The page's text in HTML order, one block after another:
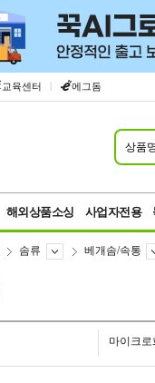
교육센터 | 에그돔
상품
해외상품소싱 사업자전용
솜류 베개솜/속통
마이크